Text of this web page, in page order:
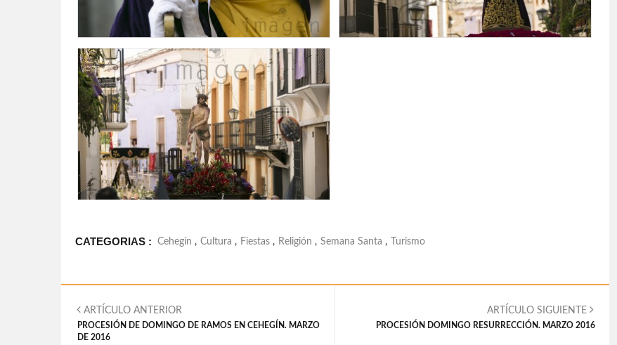
CATEGORIAS : Cehegín , Cultura , Fiestas , Religión , Semana Santa , Turismo
ARTÍCULO ANTERIOR
PROCESIÓN DE DOMINGO DE RAMOS EN CEHEGÍN. MARZO
DE 2016
ARTÍCULO SIGUIENTE
PROCESIÓN DOMINGO RESURRECCIÓN. MARZO 2016